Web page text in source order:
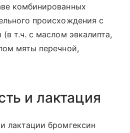
комбинированных
происхождения с
т.ч. с маслом эвкалипта,
мяты перечной,
и лактация
лактации бромгексин